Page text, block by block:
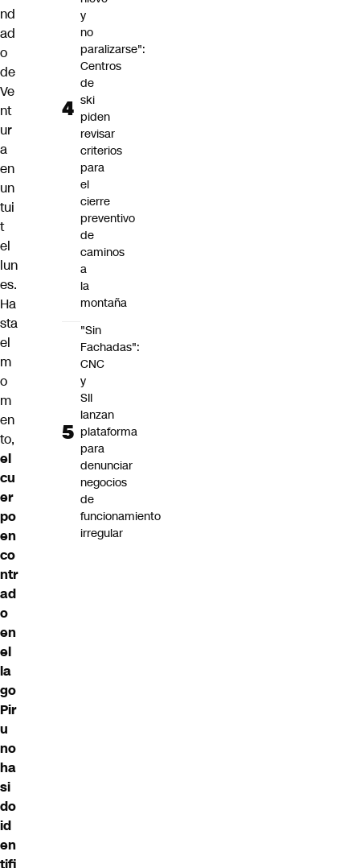
nd
ad
o
de
Ve
nt
ur
a
en
un
tui
t
el
lun
es.
Ha
sta
el
m
o
m
en
to,
el
cu
er
po
en
co
ntr
ad
o
en
el
la
go
Pir
u
no
ha
si
do
id
en
tifi
y
no
paralizarse":
Centros
de
ski
piden
revisar
criterios
para
el
cierre
preventivo
de
caminos
a
la
montaña
"Sin
Fachadas":
CNC
y
SII
lanzan
plataforma
para
denunciar
negocios
de
funcionamiento
irregular